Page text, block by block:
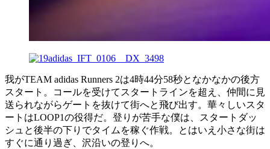
我がTEAM adidas Runners 2は4時44分58秒となかなかの後方
スタート。コールを受けてスタートラインを超え、仲間に見
送られながらゲートを抜けて街へと飛び出す。華々しいスタ
ートはLOOP1の役得だ。登りが苦手な僕は、スタートダッ
シュと後半の下りでタイムを稼ぐ作戦。とはいえ小さな街は
すぐに通り過ぎ、沢沿いの登りへ。